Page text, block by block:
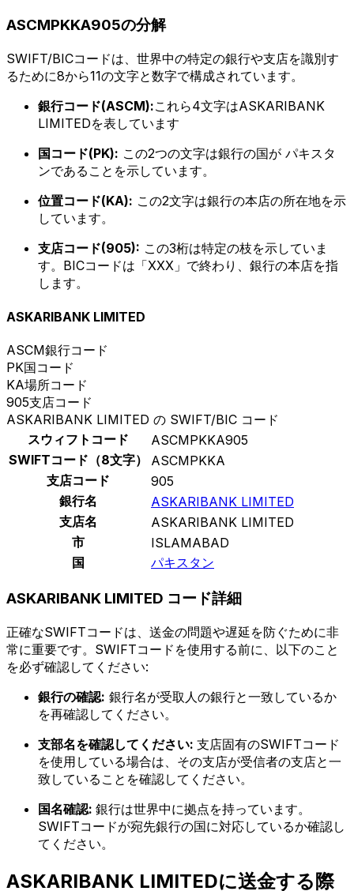
ASCMPKKA905の分解
SWIFT/BICコードは、世界中の特定の銀行や支店を識別す
るために8から11の文字と数字で構成されています。
銀行コード(ASCM):これら4文字はASKARIBANK
LIMITEDを表しています
国コード(PK): この2つの文字は銀行の国が パキスタ
ンであることを示しています。
位置コード(KA): この2文字は銀行の本店の所在地を示
しています。
支店コード(905): この3桁は特定の枝を示していま
す。BICコードは「XXX」で終わり、銀行の本店を指
します。
ASKARIBANK LIMITED
ASCM銀行コード
PK国コード
KA場所コード
905支店コード
ASKARIBANK LIMITED の SWIFT/BIC コード
スウィフトコード
ASCMPKKA905
SWIFTコード（8文字）
ASCMPKKA
支店コード
905
銀行名
ASKARIBANK LIMITED
支店名
ASKARIBANK LIMITED
市
ISLAMABAD
国
パキスタン
ASKARIBANK LIMITED コード詳細
正確なSWIFTコードは、送金の問題や遅延を防ぐために非
常に重要です。SWIFTコードを使用する前に、以下のこと
を必ず確認してください:
銀行の確認: 銀行名が受取人の銀行と一致しているか
を再確認してください。
支部名を確認してください: 支店固有のSWIFTコード
を使用している場合は、その支店が受信者の支店と一
致していることを確認してください。
国名確認: 銀行は世界中に拠点を持っています。
SWIFTコードが宛先銀行の国に対応しているか確認し
てください。
ASKARIBANK LIMITEDに送金する際